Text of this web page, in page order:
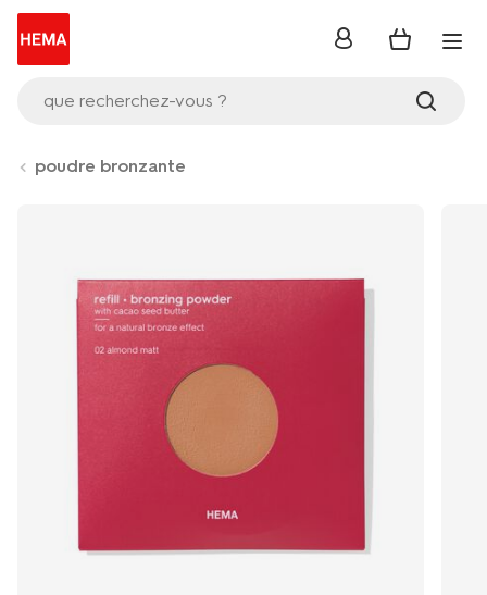
que recherchez-vous ?
se
poudre bronzante